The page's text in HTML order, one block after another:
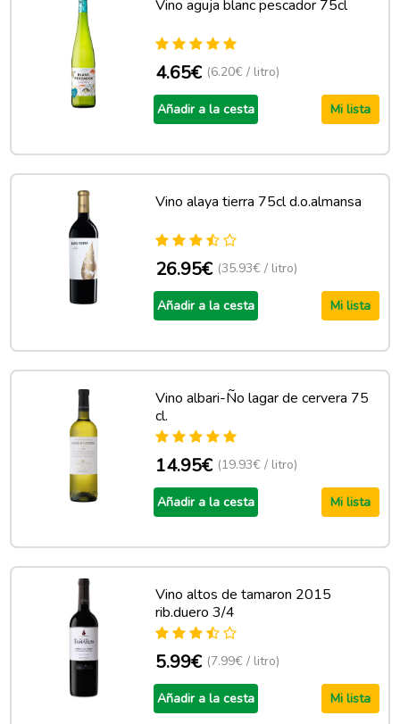
Vino aguja blanc pescador 75cl
4.65€ (6.20€ / litro)
Añadir a la cesta Mi lista
Vino alaya tierra 75cl d.o.almansa
26.95€ (35.93€ / litro)
Añadir a la cesta Mi lista
Vino albari-Ño lagar de cervera 75
cl.
14.95€ (19.93€ / litro)
Añadir a la cesta Mi lista
Vino altos de tamaron 2015
rib.duero 3/4
5.99€ (7.99€ / litro)
Añadir a la cesta Mi lista